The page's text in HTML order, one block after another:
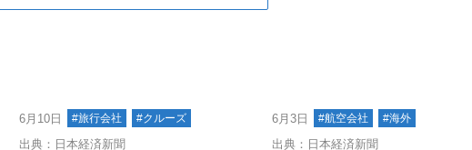
6月10日 #旅行会社 #クルーズ
出典：日本経済新聞
6月3日 #航空会社 #海外
出典：日本経済新聞